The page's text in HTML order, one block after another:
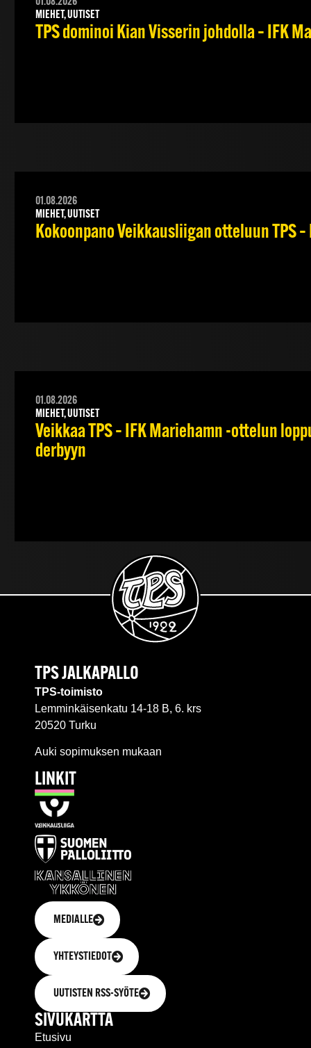
MIEHET, UUTISET
TPS dominoi Kian Visserin johdolla – IFK
01.08.2026
MIEHET, UUTISET
Kokoonpano Veikkausliigan otteluun TPS
01.08.2026
MIEHET, UUTISET
Veikkaa TPS – IFK Mariehamn -ottelun
derbyyn
TPS JALKAPALLO
TPS-toimisto
Lemminkäisenkatu 14-18 B, 6. krs
20520 Turku
Auki sopimuksen mukaan
LINKIT
MEDIALLE
YHTEYSTIEDOT
UUTISTEN RSS-SYÖTE
SIVUKARTTA
Etusivu